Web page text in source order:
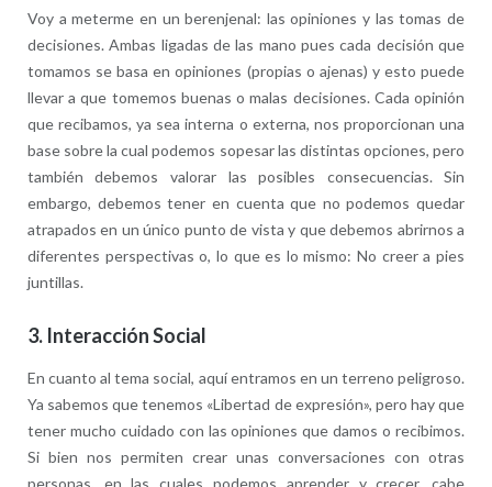
Voy a meterme en un berenjenal: las opiniones y las tomas de
decisiones. Ambas ligadas de las mano pues cada decisión que
tomamos se basa en opiniones (propias o ajenas) y esto puede
llevar a que tomemos buenas o malas decisiones. Cada opinión
que recibamos, ya sea interna o externa, nos proporcionan una
base sobre la cual podemos sopesar las distintas opciones, pero
también debemos valorar las posibles consecuencias. Sin
embargo, debemos tener en cuenta que no podemos quedar
atrapados en un único punto de vista y que debemos abrirnos a
diferentes perspectivas o, lo que es lo mismo: No creer a pies
juntillas.
3. Interacción Social
En cuanto al tema social, aquí entramos en un terreno peligroso.
Ya sabemos que tenemos «Libertad de expresión», pero hay que
tener mucho cuidado con las opiniones que damos o recibimos.
Si bien nos permiten crear unas conversaciones con otras
personas, en las cuales podemos aprender y crecer, cabe